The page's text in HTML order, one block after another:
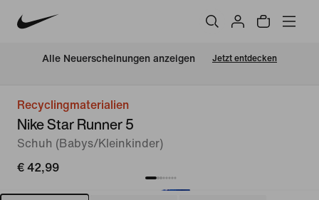
Alle Neuerscheinungen anzeigen Jetzt entdecken
Recyclingmaterialien
Nike Star Runner 5
Schuh (Babys/Kleinkinder)
€ 42,99